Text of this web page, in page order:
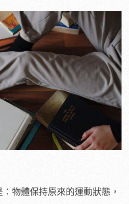
物體保持原來的運動狀態，